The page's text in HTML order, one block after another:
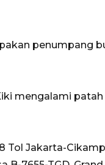
penumpang
mengalami
Tol Jakarta-